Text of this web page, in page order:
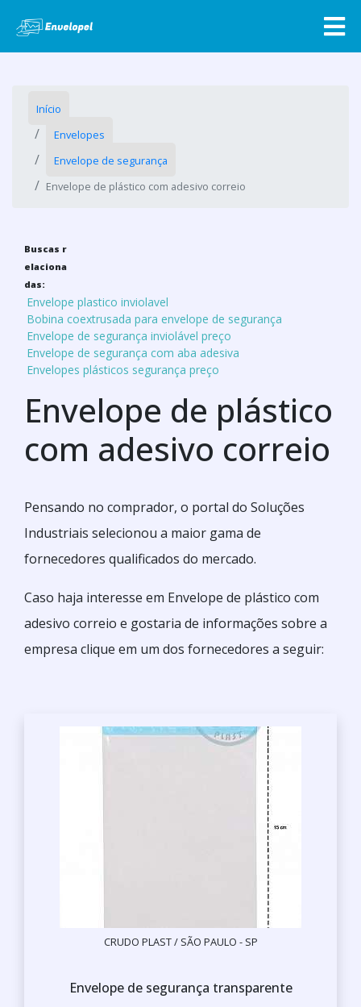
Início
Envelopes
Envelope de segurança
Envelope de plástico com adesivo correio
Buscas r
elaciona
das:
Envelope plastico inviolavel
Bobina coextrusada para envelope de segurança
Envelope de segurança inviolável preço
Envelope de segurança com aba adesiva
Envelopes plásticos segurança preço
Envelope de plástico
com adesivo correio
Pensando no comprador, o portal do Soluções
Industriais selecionou a maior gama de
fornecedores qualificados do mercado.
Caso haja interesse em Envelope de plástico com
adesivo correio e gostaria de informações sobre a
empresa clique em um dos fornecedores a seguir:
CRUDO PLAST / SÃO PAULO - SP
Envelope de segurança transparente